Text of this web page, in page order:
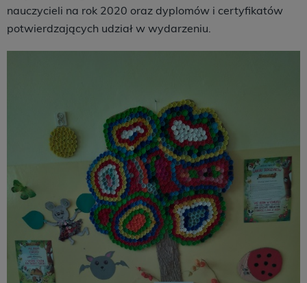
nauczycieli na rok 2020 oraz dyplomów i certyfikatów
potwierdzających udział w wydarzeniu.